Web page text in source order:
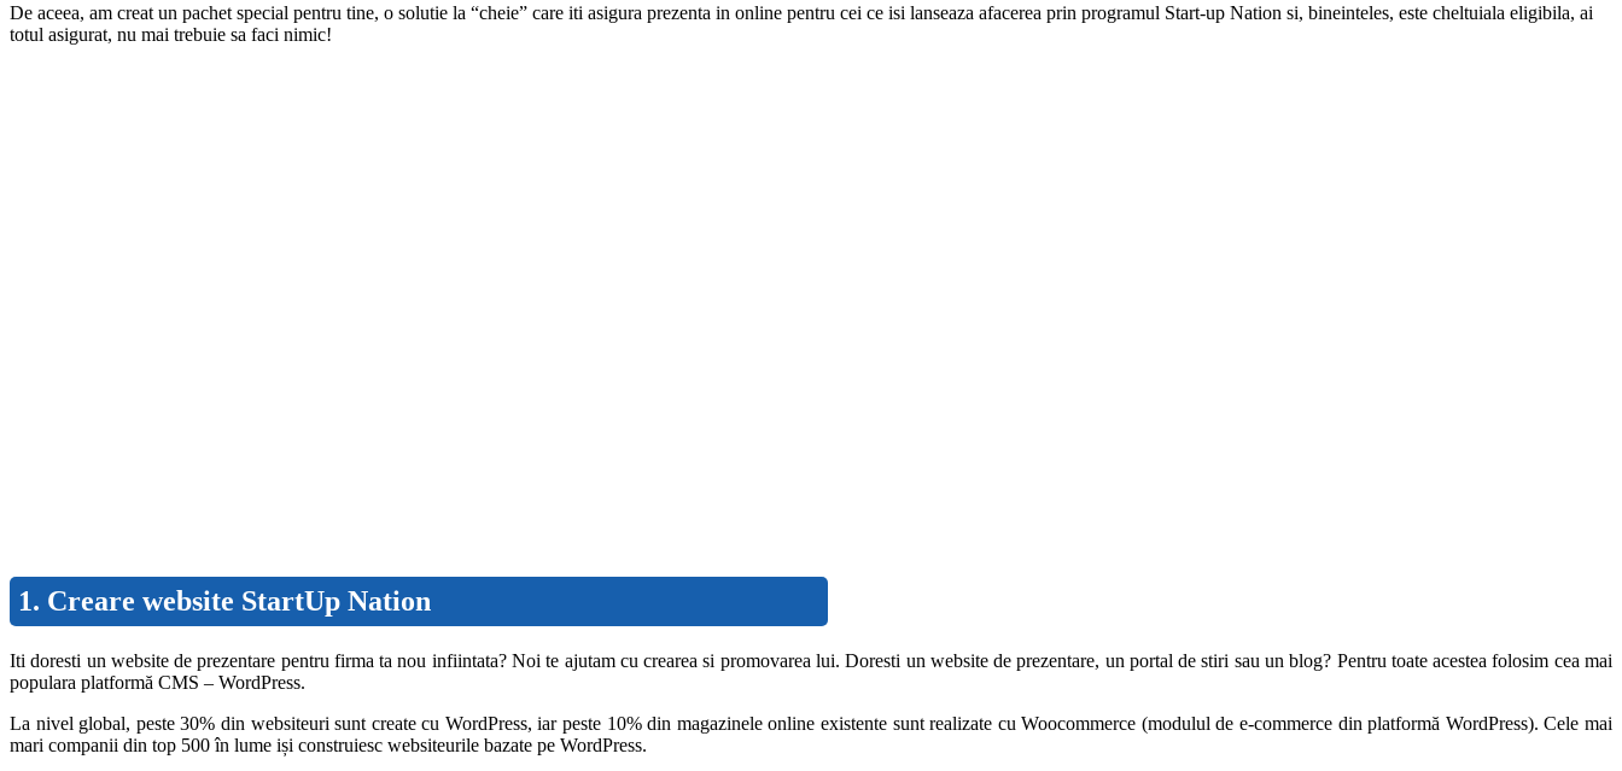
De aceea, am creat un pachet special pentru tine, o solutie la “cheie” care iti asigura prezenta in online pentru cei ce isi lanseaza afacerea prin programul Start-up Nation si, bineinteles, este cheltuiala eligibila, ai
totul asigurat, nu mai trebuie sa faci nimic!
1. Creare website StartUp Nation
Iti doresti un website de prezentare pentru firma ta nou infiintata? Noi te ajutam cu crearea si promovarea lui. Doresti un website de prezentare, un portal de stiri sau un blog? Pentru toate acestea folosim cea mai
populara platformă CMS – WordPress.
La nivel global, peste 30% din websiteuri sunt create cu WordPress, iar peste 10% din magazinele online existente sunt realizate cu Woocommerce (modulul de e-commerce din platformă WordPress). Cele mai
mari companii din top 500 în lume iși construiesc websiteurile bazate pe WordPress.